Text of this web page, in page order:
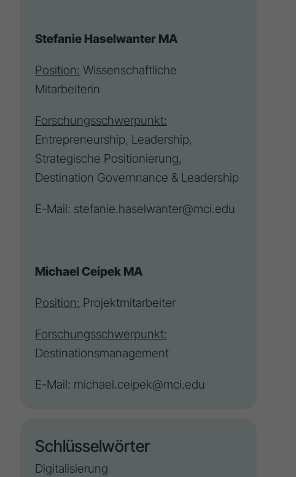
Stefanie Haselwanter MA
Position: Wissenschaftliche
Mitarbeiterin
Forschungsschwerpunkt:
Entrepreneurship, Leadership,
Strategische Positionierung,
Destination Governnance & Leadership
E-Mail: stefanie.haselwanter@mci.edu
Michael Ceipek MA
Position: Projektmitarbeiter
Forschungsschwerpunkt:
Destinationsmanagement
E-Mail: michael.ceipek@mci.edu
Schlüsselwörter
Digitalisierung